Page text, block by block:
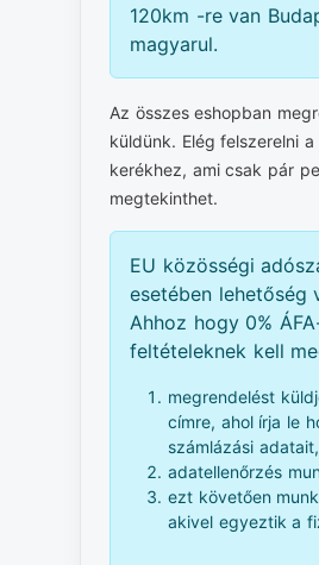
120km -re van
magyarul.
Az összes eshopban
küldünk. Elég felszerelni
kerékhez, ami csak pár
megtekinthet.
EU közösségi
esetében lehetőség
Ahhoz hogy 0%
feltételeknek kell
megrendelést
címre, ahol írja le
számlázási
adatellenőrzés
ezt követően
akivel egyeztik a